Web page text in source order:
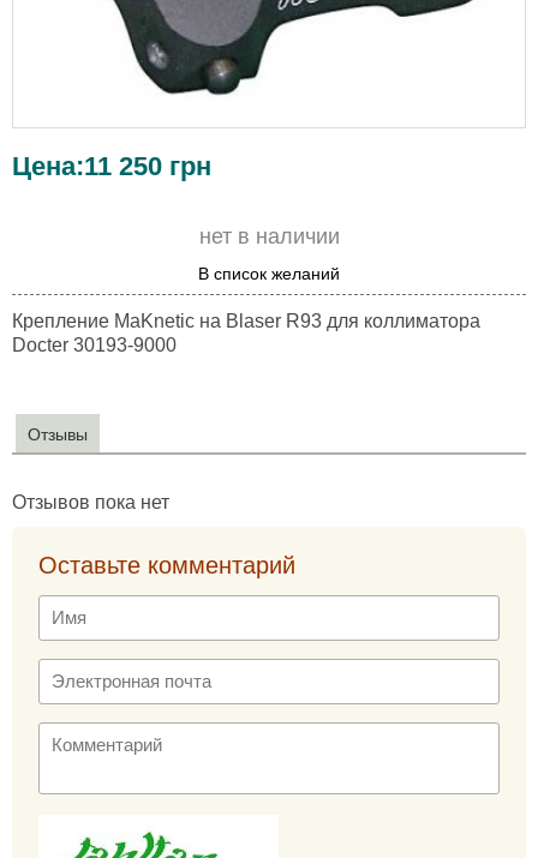
Цена:11 250 грн
нет в наличии
В список желаний
Крепление MaKnetic на Blaser R93 для коллиматора
Docter 30193-9000
Отзывы
Отзывов пока нет
Оставьте комментарий